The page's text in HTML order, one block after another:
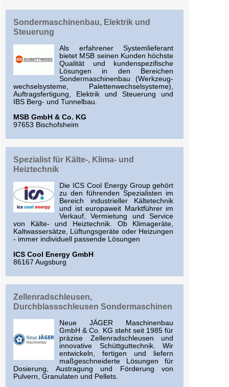
Sondermaschinenbau, Elektrik und
Steuerung
Als erfahrener Systemlieferant
bietet MSB seinen Kunden höchste
Qualität und kundenspezifische
Lösungen in den Bereichen
Sondermaschinenbau (Werkzeug-
wechselsysteme, Palettenwechselsysteme),
Auftragsfertigung, Elektrik und Steuerung und
IBS Berg- und Tunnelbau.
MSB GmbH & Co. KG
97653 Bischofsheim
Spezialist für Kälte-, Klima- und
Heiztechnik
Die ICS Cool Energy Group gehört
zu den führenden Spezialisten im
Bereich industrieller Kältetechnik
und ist europaweit Marktführer im
Verkauf, Vermietung und Service
von Kälte- und Heiztechnik. Ob Klimageräte,
Kaltwassersätze, Lüftungsgeräte oder Heizungen
- immer individuell passende Lösungen
ICS Cool Energy GmbH
86167 Augsburg
Zellenradschleusen,
Durchblassschleusen Sondermaschinen
Neue JÄGER Maschinenbau
GmbH & Co. KG steht seit 1985 für
präzise Zellenradschleusen und
innovative Schüttguttechnik. Wir
entwickeln, fertigen und liefern
maßgeschneiderte Lösungen für
Dosierung, Austragung und Förderung von
Pulvern, Granulaten und Pellets.